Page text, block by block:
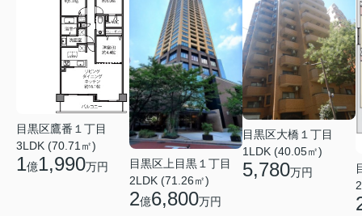
目黒区鷹番１丁目
3LDK (70.71㎡)
1億1,990万円
目黒区上目黒１丁目
2LDK (71.26㎡)
2億6,800万円
目黒区大橋１丁目
1LDK (40.05㎡)
5,780万円